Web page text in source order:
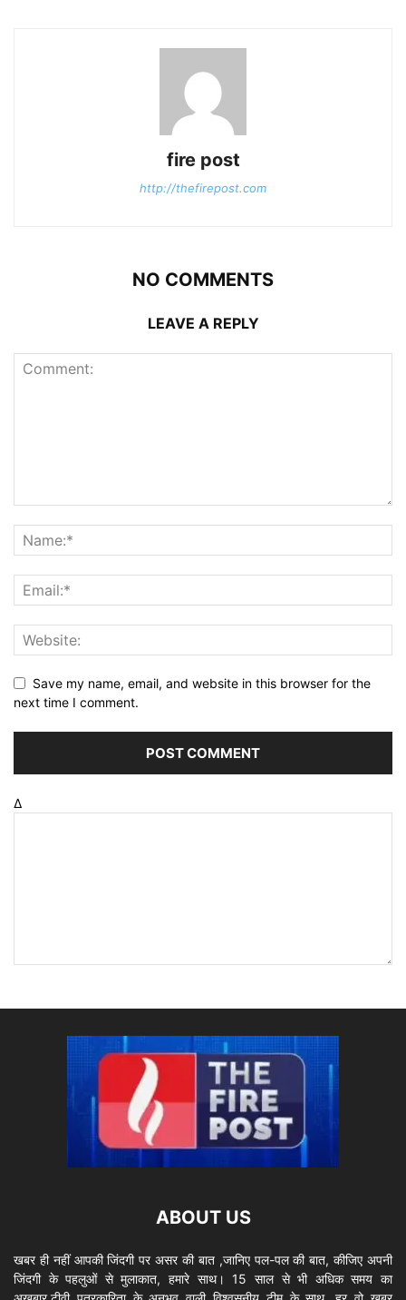
fire post
http://thefirepost.com
NO COMMENTS
LEAVE A REPLY
Save my name, email, and website in this browser for the
next time I comment.
Δ
ABOUT US
खबर ही नहीं आपकी जिंदगी पर असर की बात ,जानिए पल-पल की बात, कीजिए अपनी
जिंदगी के पहलुओं से मुलाकात, हमारे साथ। 15 साल से भी अधिक समय का